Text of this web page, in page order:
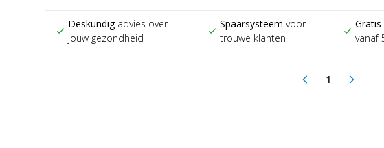
check
Deskundigadvies over
jouw gezondheid
check
Spaarsysteem voor
trouwe klanten
check
Gratis
vanaf
arrow_back_ios 1(current)
arrow_forward_ios